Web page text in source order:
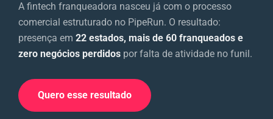
A fintech franqueadora nasceu já com o processo
comercial estruturado no PipeRun. O resultado:
presença em 22 estados, mais de 60 franqueados e
zero negócios perdidos por falta de atividade no funil.
Quero esse resultado